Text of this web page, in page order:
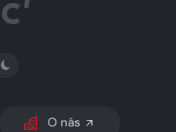
PŘEPNOUT SVĚTLÝ/TMAVÝ REŽIM
O nás